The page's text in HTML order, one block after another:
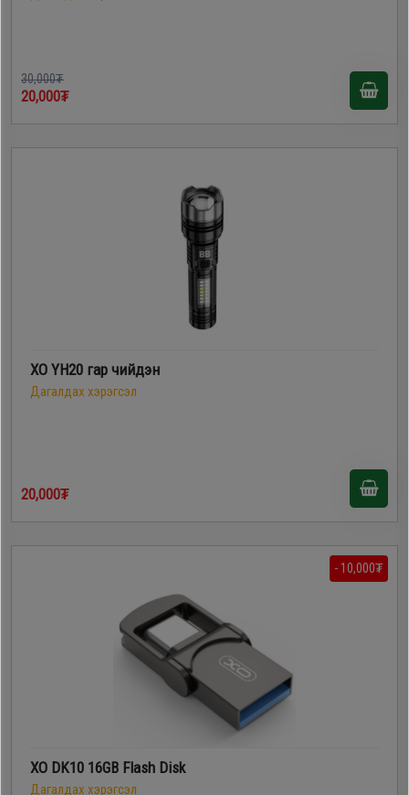
30,000₮
20,000₮
XO YH20 гар чийдэн
Дагалдах хэрэгсэл
20,000₮
- 10,000₮
XO DK10 16GB Flash Disk
Дагалдах хэрэгсэл